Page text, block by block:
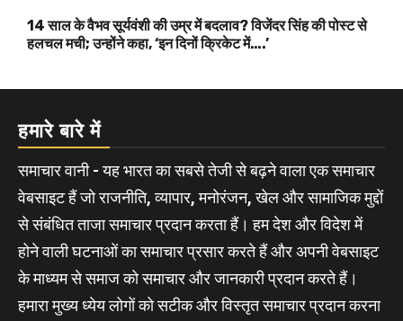
14 साल के वैभव सूर्यवंशी की उम्र में बदलाव? विजेंदर सिंह की पोस्ट से
हलचल मची; उन्होंने कहा, ‘इन दिनों क्रिकेट में….’
हमारे बारे में
समाचार वानी - यह भारत का सबसे तेजी से बढ़ने वाला एक समाचार
वेबसाइट हैं जो राजनीति, व्यापार, मनोरंजन, खेल और सामाजिक मुद्दों
से संबंधित ताजा समाचार प्रदान करता हैं। हम देश और विदेश में
होने वाली घटनाओं का समाचार प्रसार करते हैं और अपनी वेबसाइट
के माध्यम से समाज को समाचार और जानकारी प्रदान करते हैं।
हमारा मुख्य ध्येय लोगों को सटीक और विस्तृत समाचार प्रदान करना